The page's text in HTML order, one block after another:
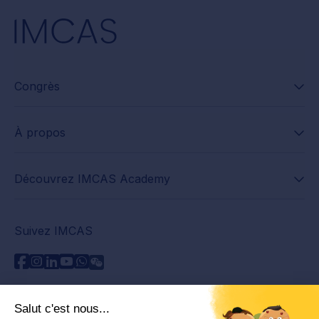
Congrès
À propos
Découvrez IMCAS Academy
Suivez IMCAS
Besoin d'aide ?